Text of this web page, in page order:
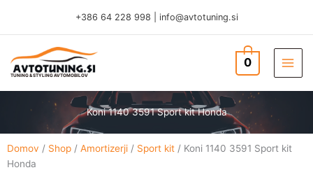
content
+386 64 228 998 info@avtotuning.si
TUNING & STYLING AVTOMOBILOV
0
Koni 1140 3591 Sport kit Honda
Domov / Shop / Amortizerji / Sport kit / Koni 1140 3591 Sport kit
Honda